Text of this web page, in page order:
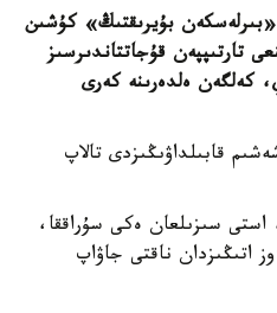
بۇيرىقتىڭ» كۇشىن
تارتىپپەن قۇجاتتاندىرسىز
كەلگەن ەلدەرىنە كەرى
قابىلداۋىڭىزدى تالاپ
سىزىلعان ەكى سۇراققا،
اتىڭىزدان ناقتى جاۋاپ